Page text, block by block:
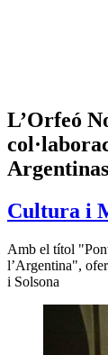
L’Orfeó
Argentinas
Cultura i
Amb el títol
l’Argentina",
i Solsona